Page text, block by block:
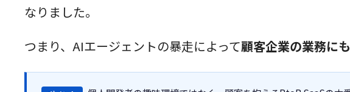
なりました。
つまり、AIエージェントの暴走によって顧客企業の業務に